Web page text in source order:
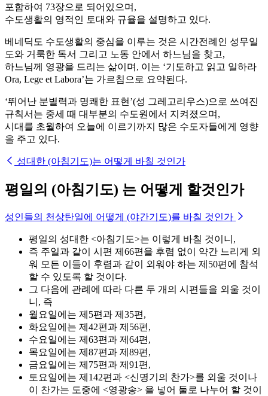
포함하여 73장으로 되어있으며,
수도생활의 영적인 토대와 규율을 설명하고 있다.
베네딕도 수도생활의 중심을 이루는 것은 시간전례인 성무일
도와 거룩한 독서 그리고 노동 안에서 하느님을 찾고,
하느님께 영광을 드리는 삶이며, 이는 ‘기도하고 읽고 일하라
Ora, Lege et Labora’는 가르침으로 요약된다.
‘뛰어난 분별력과 명쾌한 표현’(성 그레고리우스)으로 쓰여진
규칙서는 중세 때 대부분의 수도원에서 지켜졌으며,
시대를 초월하여 오늘에 이르기까지 많은 수도자들에게 영향
을 주고 있다.
성대한 (아침기도)는 어떻게 바칠 것인가
평일의 (아침기도) 는 어떻게 할것인가
성인들의 천상탄일에 어떻게 (야간기도)를 바칠 것인가
평일의 성대한 <아침기도>는 이렇게 바칠 것이니,
즉 주일과 같이 시편 제66편을 후렴 없이 약간 느리게 외
워 모든 이들이 후렴과 같이 외워야 하는 제50편에 참석
할 수 있도록 할 것이다.
그 다음에 관례에 따라 다른 두 개의 시편들을 외울 것이
니, 즉
월요일에는 제5편과 제35편,
화요일에는 제42편과 제56편,
수요일에는 제63편과 제64편,
목요일에는 제87편과 제89편,
금요일에는 제75편과 제91편,
토요일에는 제142편과 <신명기의 찬가>를 외울 것이나
이 찬가는 도중에 <영광송> 을 넣어 둘로 나누어 할 것이